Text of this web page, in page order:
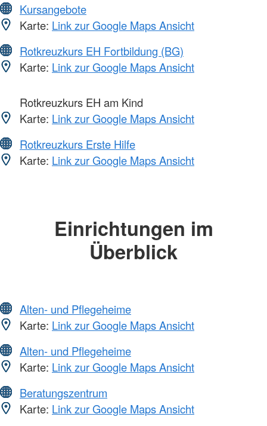
Kursangebote
Karte: Link zur Google Maps Ansicht
Rotkreuzkurs EH Fortbildung (BG)
Karte: Link zur Google Maps Ansicht
Rotkreuzkurs EH am Kind
Karte: Link zur Google Maps Ansicht
Rotkreuzkurs Erste Hilfe
Karte: Link zur Google Maps Ansicht
Einrichtungen im
Überblick
Alten- und Pflegeheime
Karte: Link zur Google Maps Ansicht
Alten- und Pflegeheime
Karte: Link zur Google Maps Ansicht
Beratungszentrum
Karte: Link zur Google Maps Ansicht